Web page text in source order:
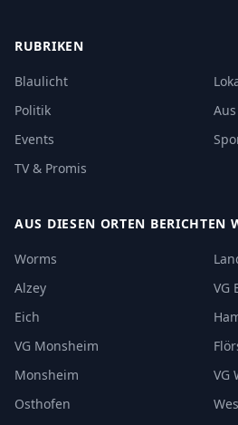
RUBRIKEN
Blaulicht
Politik
Events
TV & Promis
AUS DIESEN ORTEN BERICHTEN
Worms
Alzey
VG
Eich
VG Monsheim
Monsheim
VG
Osthofen